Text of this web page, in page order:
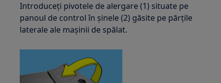
Introduceți pivotele de alergare (1) situate pe
panoul de control în șinele (2) găsite pe părțile
laterale ale mașinii de spălat.